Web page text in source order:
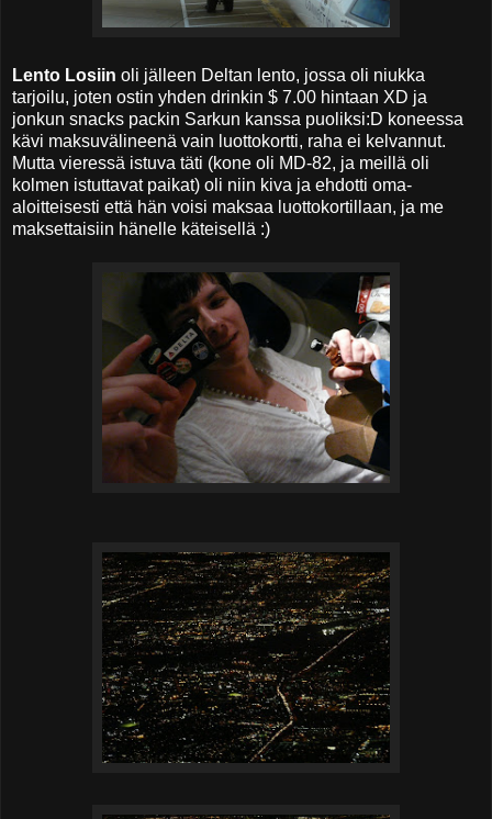
Lento Losiin oli jälleen Deltan lento, jossa oli niukka
tarjoilu, joten ostin yhden drinkin $ 7.00 hintaan XD ja
jonkun snacks packin Sarkun kanssa puoliksi:D koneessa
kävi maksuvälineenä vain luottokortti, raha ei kelvannut.
Mutta vieressä istuva täti (kone oli MD-82, ja meillä oli
kolmen istuttavat paikat) oli niin kiva ja ehdotti oma-
aloitteisesti että hän voisi maksaa luottokortillaan, ja me
maksettaisiin hänelle käteisellä :)